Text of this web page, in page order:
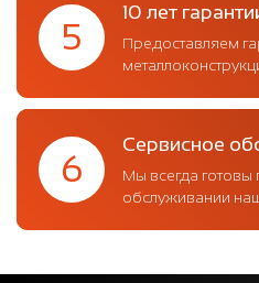
5
10 лет
Предоставляем
6
Сервисное
Мы всегда
обслуживании